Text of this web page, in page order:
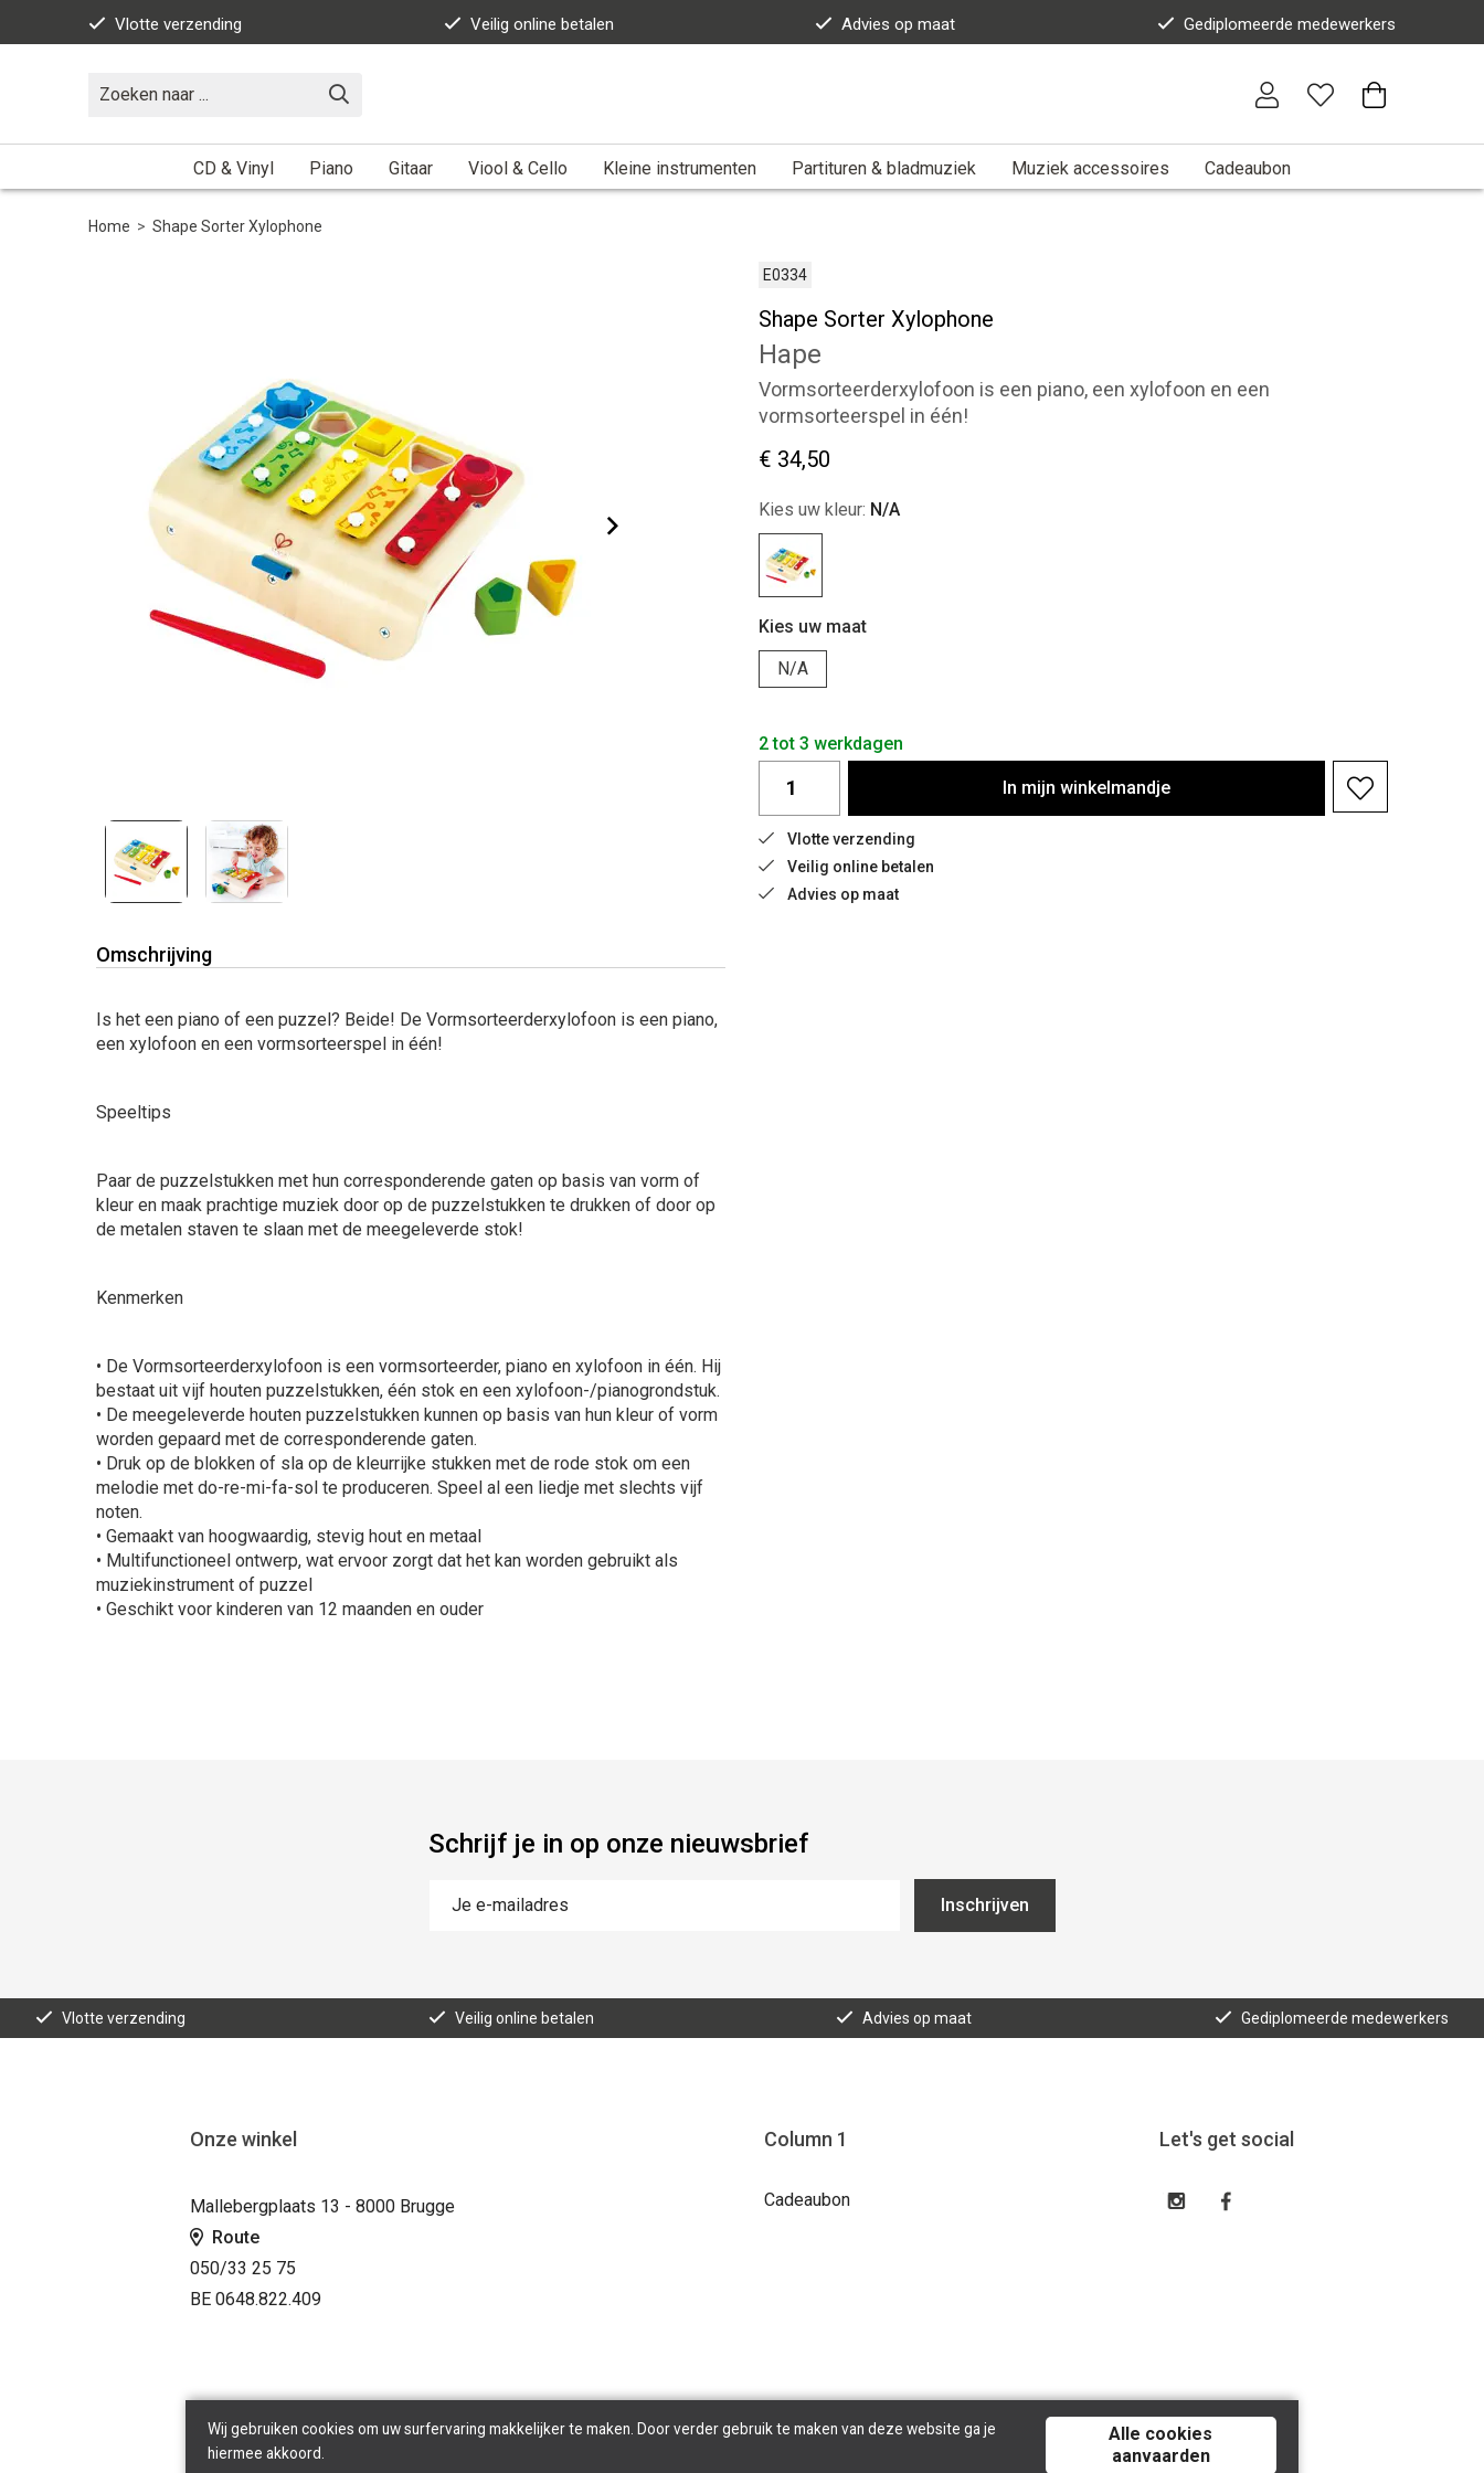
Vlotte verzending Veilig online betalen Advies op maat Gediplomeerde medewerkers
CD & Vinyl Piano Gitaar Viool & Cello Kleine instrumenten Partituren & bladmuziek Muziek accessoires Cadeaubon
Home > Shape Sorter Xylophone
E0334
Shape Sorter Xylophone
Hape
Vormsorteerderxylofoon is een piano, een xylofoon en een
vormsorteerspel in één!
€ 34,50
Kies uw kleur: N/A
Kies uw maat
N/A
2 tot 3 werkdagen
In mijn winkelmandje
Vlotte verzending
Veilig online betalen
Advies op maat
Omschrijving
Is het een piano of een puzzel? Beide! De Vormsorteerderxylofoon is een piano,
een xylofoon en een vormsorteerspel in één!
Speeltips
Paar de puzzelstukken met hun corresponderende gaten op basis van vorm of
kleur en maak prachtige muziek door op de puzzelstukken te drukken of door op
de metalen staven te slaan met de meegeleverde stok!
Kenmerken
• De Vormsorteerderxylofoon is een vormsorteerder, piano en xylofoon in één. Hij
bestaat uit vijf houten puzzelstukken, één stok en een xylofoon-/pianogrondstuk.
• De meegeleverde houten puzzelstukken kunnen op basis van hun kleur of vorm
worden gepaard met de corresponderende gaten.
• Druk op de blokken of sla op de kleurrijke stukken met de rode stok om een
melodie met do-re-mi-fa-sol te produceren. Speel al een liedje met slechts vijf
noten.
• Gemaakt van hoogwaardig, stevig hout en metaal
• Multifunctioneel ontwerp, wat ervoor zorgt dat het kan worden gebruikt als
muziekinstrument of puzzel
• Geschikt voor kinderen van 12 maanden en ouder
Schrijf je in op onze nieuwsbrief
Inschrijven
Vlotte verzending Veilig online betalen Advies op maat Gediplomeerde medewerkers
Onze winkel
Mallebergplaats 13 - 8000 Brugge
Route
050/33 25 75
BE 0648.822.409
Column 1
Cadeaubon
Let's get social
Wij gebruiken cookies om uw surfervaring makkelijker te maken. Door verder gebruik te maken van deze website ga je
hiermee akkoord.
Alle cookies
aanvaarden